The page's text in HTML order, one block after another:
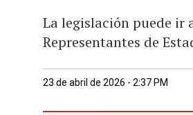
La legislación puede ir
Representantes de
23 de abril de 2026 - 2:37 PM